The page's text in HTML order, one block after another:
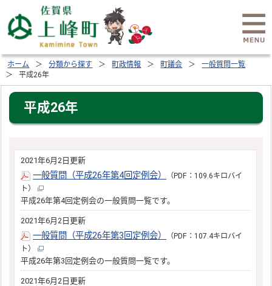
ホーム 分類から探す 町政情報 町議会
一般質問一覧
平成26年
平成26年
2021年6月2日更新
一般質問（平成26年第4回定例会）
（PDF：109.6キロバイ
ト）
平成26年第4回定例会の一般質問一覧です。
2021年6月2日更新
一般質問（平成26年第3回定例会）
（PDF：107.4キロバイ
ト）
平成26年第3回定例会の一般質問一覧です。
2021年6月2日更新